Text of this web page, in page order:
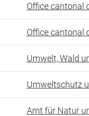
Office cantonal
Office cantonal
Umwelt, Wald
Umweltschutz
Amt für Natur